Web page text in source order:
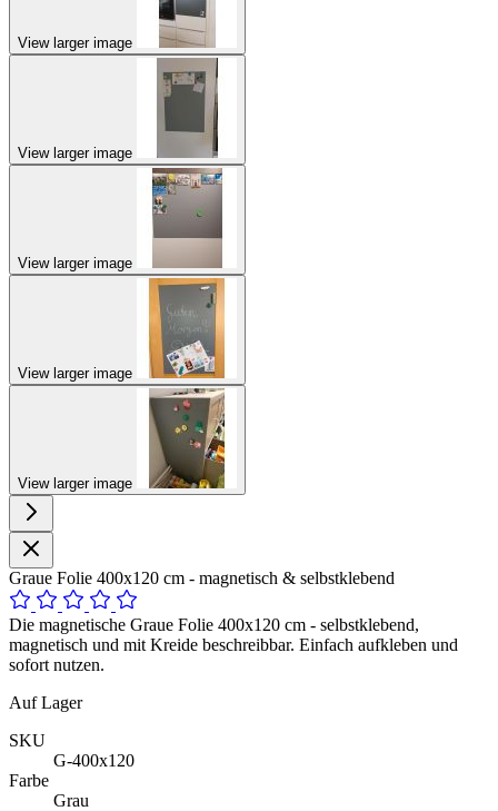
View larger image
View larger image
View larger image
View larger image
View larger image
Graue Folie 400x120 cm - magnetisch & selbstklebend
Die magnetische Graue Folie 400x120 cm - selbstklebend,
magnetisch und mit Kreide beschreibbar. Einfach aufkleben und
sofort nutzen.
Auf Lager
SKU
G-400x120
Farbe
Grau